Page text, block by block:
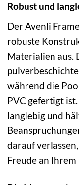
Robust und
Der Avenli
robuste
Materialien aus.
während die
PVC gefertigt
langlebig und
darauf
Freude an Ihrem